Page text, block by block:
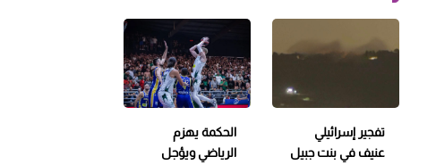
تفجير إسرائيلي
عنيف في بنت جبيل
الحكمة يهزم
الرياضي ويؤجل